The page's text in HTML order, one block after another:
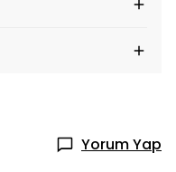
Yorum Yap